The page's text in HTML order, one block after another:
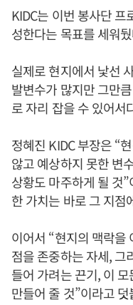
KIDC는 이번 봉사단
성한다는 목표를 세워
실제로 현지에서 낯선
발변수가 많지만 그만
로 자리 잡을 수 있어서
정혜진 KIDC 부장은 “
않고 예상하지 못한 변
상황도 마주하게 될 것
한 가치는 바로 그 지점
이어서 “현지의 맥락을
점을 존중하는 자세, 그
들어 가려는 끈기, 이
만들어 줄 것”이라고